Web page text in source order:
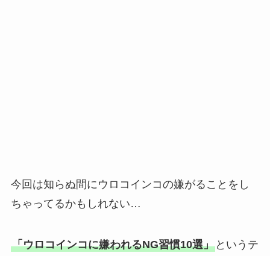
今回は知らぬ間にウロコインコの嫌がることをし
ちゃってるかもしれない…
「ウロコインコに嫌われるNG習慣10選」というテ